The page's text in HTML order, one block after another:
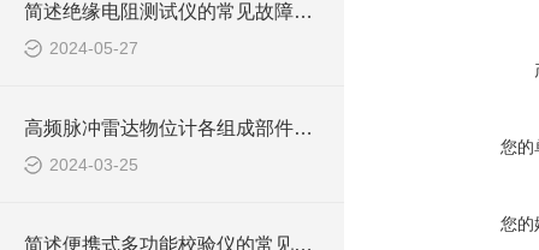
简述绝缘电阻测试仪的常见故障相应解决方法
2024-05-27
高频脉冲雷达物位计各组成部件的功能特点分享
2024-03-25
简述便携式多功能校验仪的常见故障相应解决方法
您的
您的